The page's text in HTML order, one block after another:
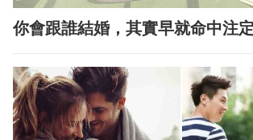
你會跟誰結婚，其實早就命中注